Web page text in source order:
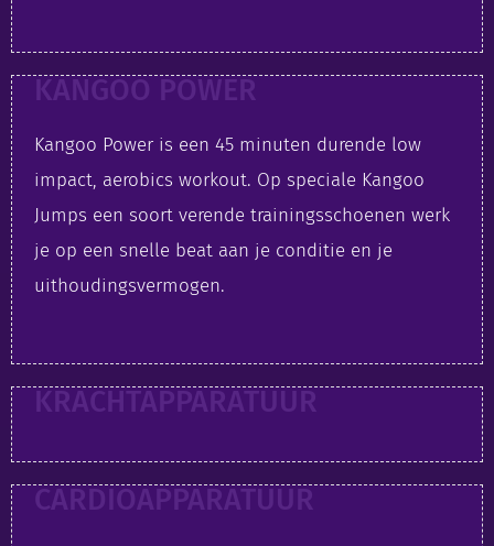
KANGOO POWER
Kangoo Power is een 45 minuten durende low
impact, aerobics workout. Op speciale Kangoo
Jumps een soort verende trainingsschoenen werk
je op een snelle beat aan je conditie en je
uithoudingsvermogen.
KRACHTAPPARATUUR
CARDIOAPPARATUUR